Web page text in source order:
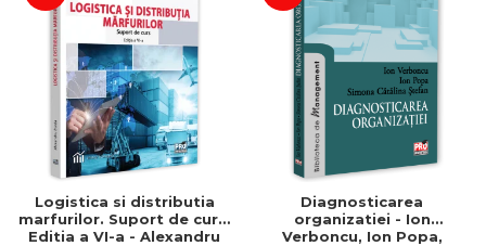
Logistica si distributia
marfurilor. Suport de curs.
Editia a VI-a - Alexandru
Diagnosticarea
organizatiei - Ion
Verboncu, Ion Popa,